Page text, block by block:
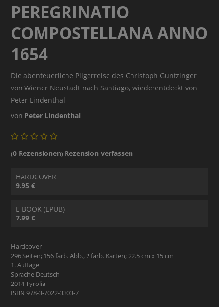
PEREGRINATIO
COMPOSTELLANA ANNO
1654
Die abenteuerliche Pilgerreise des Christoph Guntzinger
von Wiener Neustadt nach Santiago, wiederentdeckt von
Peter Lindenthal
von Peter Lindenthal
(0 Rezensionen) Rezension verfassen
HARDCOVER
9.95 €
E-BOOK (EPUB)
7.99 €
Hardcover
296 Seiten; 156 farb. Abb., 2 farb. Karten; 22.5 cm x 15 cm
1. Auflage
Sprache Deutsch
2014 Tyrolia
ISBN 978-3-7022-3303-7